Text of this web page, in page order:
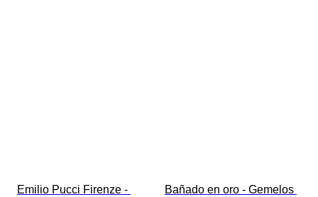
Emilio Pucci Firenze -
Bañado en oro - Gemelos